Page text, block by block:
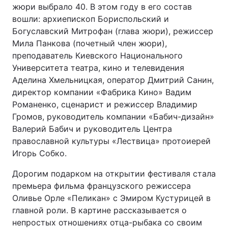
жюри выбрало 40. В этом году в его состав
вошли: архиепископ Бориспольский и
Богуславский Митрофан (глава жюри), режиссер
Мила Панкова (почетный член жюри),
преподаватель Киевского Национального
Университета театра, кино и телевидения
Аделина Хмельницкая, оператор Дмитрий Санин,
директор компании «Фабрика Кино» Вадим
Романенко, сценарист и режиссер Владимир
Громов, руководитель компании «Бабич-дизайн»
Валерий Бабич и руководитель Центра
православной культуры «Лествица» протоиерей
Игорь Собко.
Дорогим подарком на открытии фестиваля стала
премьера фильма французского режиссера
Оливье Орле «Пеликан» с Эмиром Кустурицей в
главной роли. В картине рассказывается о
непростых отношениях отца-рыбака со своим